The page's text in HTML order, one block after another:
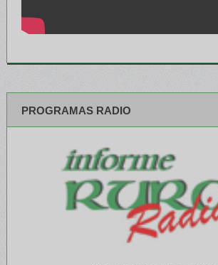
PROGRAMAS RADIO